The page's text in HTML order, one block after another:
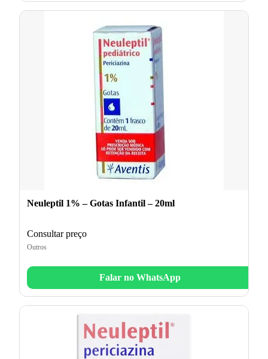
Neuleptil 1% – Gotas Infantil – 20ml
Consultar preço
Outros
Falar no WhatsApp